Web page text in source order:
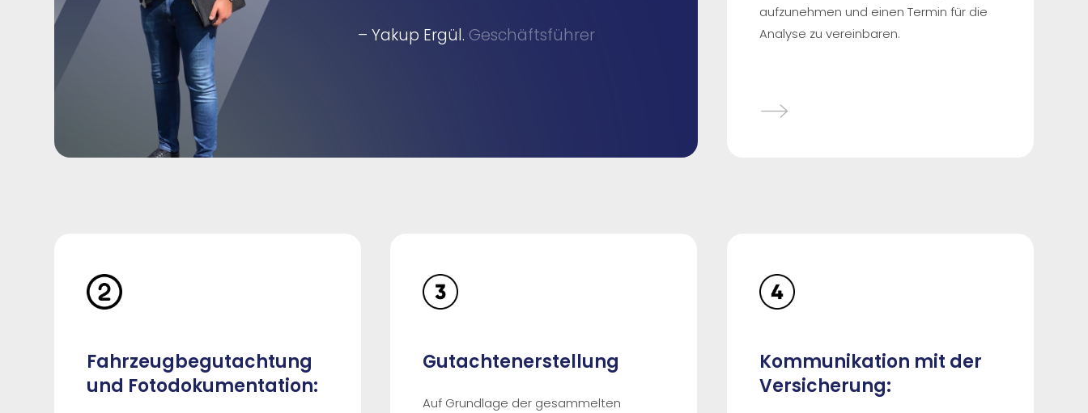
– Yakup Ergül. Geschäftsführer
aufzunehmen und einen Termin für die
Analyse zu vereinbaren.
Fahrzeugbegutachtung
und Fotodokumentation:
Gutachtenerstellung
Auf Grundlage der gesammelten
Kommunikation mit der
Versicherung: